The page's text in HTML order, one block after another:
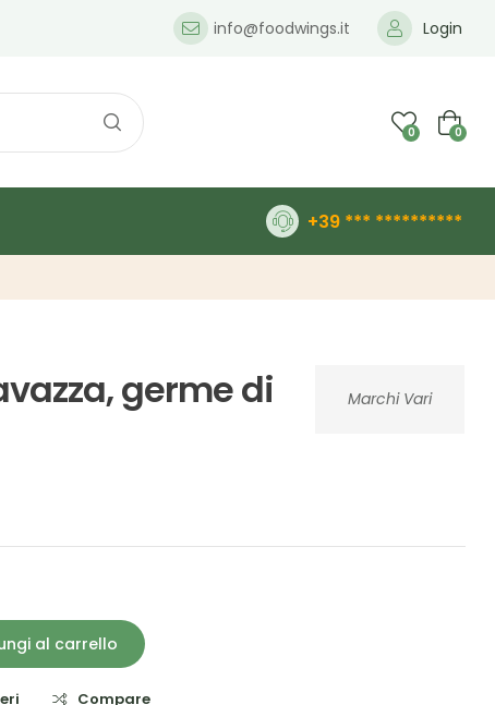
info@foodwings.it Login
0 0
+39 *** **********
Marchi Vari
germe di
al carrello
Compare